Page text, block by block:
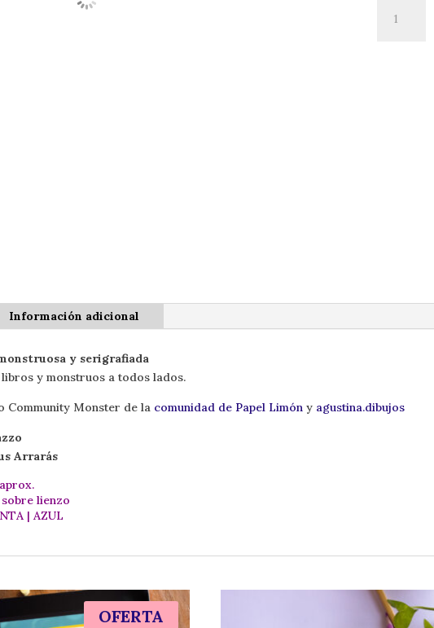
Monster
Información adicional
y serigrafiada
y monstruos a todos lados.
Community Monster de la comunidad de Papel Limón y agustina.dibujos
Arrarás
lienzo
| AZUL
OFERTA